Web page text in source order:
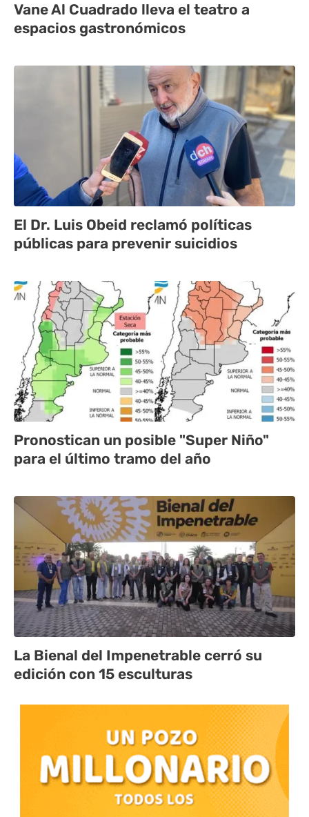
Vane Al Cuadrado lleva el teatro a
espacios gastronómicos
El Dr. Luis Obeid reclamó políticas
públicas para prevenir suicidios
Pronostican un posible "Super Niño"
para el último tramo del año
La Bienal del Impenetrable cerró su
edición con 15 esculturas